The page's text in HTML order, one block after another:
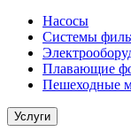
Насосы
Системы
Плавающие
Пешеходные
Услуги